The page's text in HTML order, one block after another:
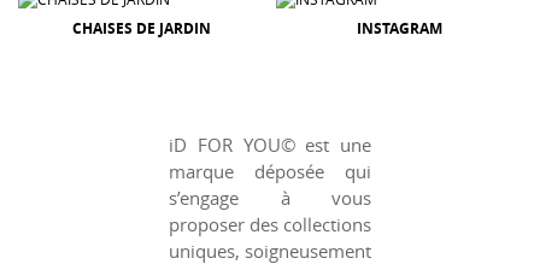
CHAISES DE JARDIN INSTAGRAM
iD FOR YOU© est une
marque déposée qui
s’engage à vous
proposer des collections
uniques, soigneusement